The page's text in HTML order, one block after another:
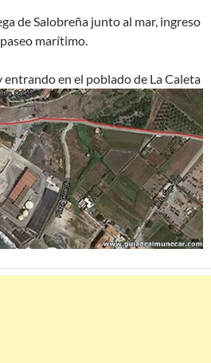
de Salobreña junto al mar, ingreso
marítimo.
entrando en el poblado de La Caleta